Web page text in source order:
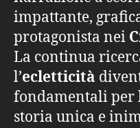
impattante,
protagonista nei
La continua
l’ecletticità
fondamentali per
storia unica e